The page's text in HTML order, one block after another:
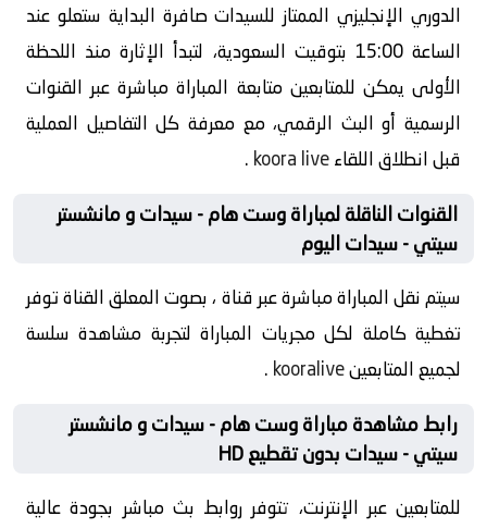
الدوري الإنجليزي الممتاز للسيدات صافرة البداية ستعلو عند
الساعة 15:00 بتوقيت السعودية، لتبدأ الإثارة منذ اللحظة
الأولى يمكن للمتابعين متابعة المباراة مباشرة عبر القنوات
الرسمية أو البث الرقمي، مع معرفة كل التفاصيل العملية
قبل انطلاق اللقاءkoora live
.
القنوات الناقلة لمباراة وست هام - سيدات و مانشستر
سيتي - سيدات اليوم
سيتم نقل المباراة مباشرة عبر قناة ، بصوت المعلق القناة توفر
تغطية كاملة لكل مجريات المباراة لتجربة مشاهدة سلسة
لجميع المتابعينkooralive
.
رابط مشاهدة مباراة وست هام - سيدات و مانشستر
سيتي - سيدات بدون تقطيع HD
للمتابعين عبر الإنترنت، تتوفر روابط بث مباشر بجودة عالية